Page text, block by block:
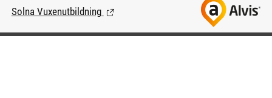
Solna Vuxenutbildning (Länk till extern sida.)